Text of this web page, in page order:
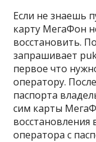
Если не знаешь
карту МегаФон
восстановить.
запрашивает
первое что
оператору.
паспорта
сим карты
восстановления
оператора с